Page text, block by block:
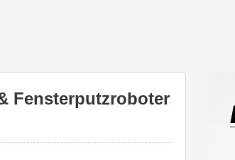
Fensterputzroboter